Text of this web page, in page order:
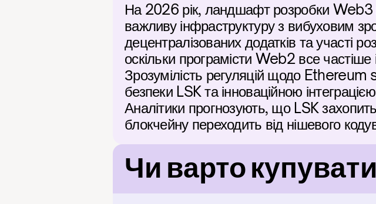
На 2026 рік, ландшафт розробки Web3
важливу інфраструктуру з вибуховим
децентралізованих додатків та участі
оскільки програмісти Web2 все
Зрозумілість регуляцій щодо Ethereum
безпеки LSK та інноваційною
Аналітики прогнозують, що LSK
блокчейну переходить від нішевого
Чи варто